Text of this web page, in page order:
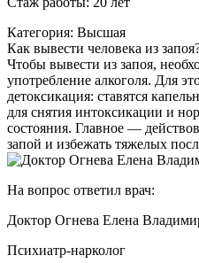
Категория: Высшая
Как вывести человека из
Чтобы вывести из запоя,
употребление алкоголя. Для
детоксикация: ставятся
для снятия интоксикации и
состояния. Главное —
запой и избежать тяжелых
На вопрос ответил врач:
Доктор Огнева Елена
Психиатр-нарколог